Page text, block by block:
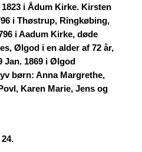
i Ådum Kirke. Kirsten
i Thøstrup, Ringkøbing,
i Aadum Kirke, døde
Ølgod i en alder af 72 år,
Jan. 1869 i Ølgod
børn: Anna Margrethe,
Karen Marie, Jens og